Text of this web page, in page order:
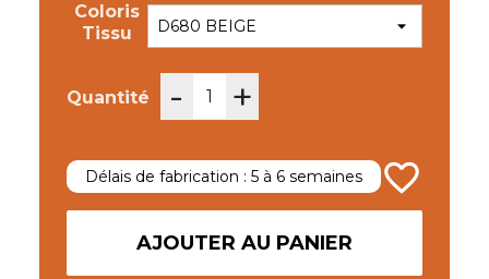
Coloris
Tissu
Quantité - +
Délais de fabrication : 5 à 6 semaines favorite_border
AJOUTER AU PANIER